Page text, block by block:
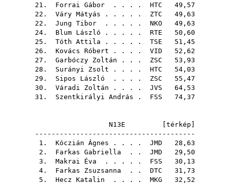
21. Forrai Gábor . . . . HTC 49,57
22. Váry Mátyás . . . . . ZTC 49,63
22. Jung Tibor . . . . . NKO 49,63
24. Blum László . . . . . RTE 50,60
25. Tóth Attila . . . . . TSE 51,45
26. Kovács Róbert . . . . VID 52,62
27. Garbóczy Zoltán . . . ZSC 53,93
28. Surányi Zsolt . . . . HTC 54,03
29. Sipos László . . . . ZSC 55,47
30. Váradi Zoltán . . . . JVS 64,53
31. Szentkirályi András . FSS 74,37
N13E [ térkép
---------------------------------------
1. Kóczián Ágnes . . . . JMD 28,63
2. Farkas Gabriella . . JMD 29,50
3. Makrai Éva . . . . . FSS 30,13
4. Farkas Zsuzsanna . . DTC 31,73
5. Hecz Katalin . . . . MKG 32,52